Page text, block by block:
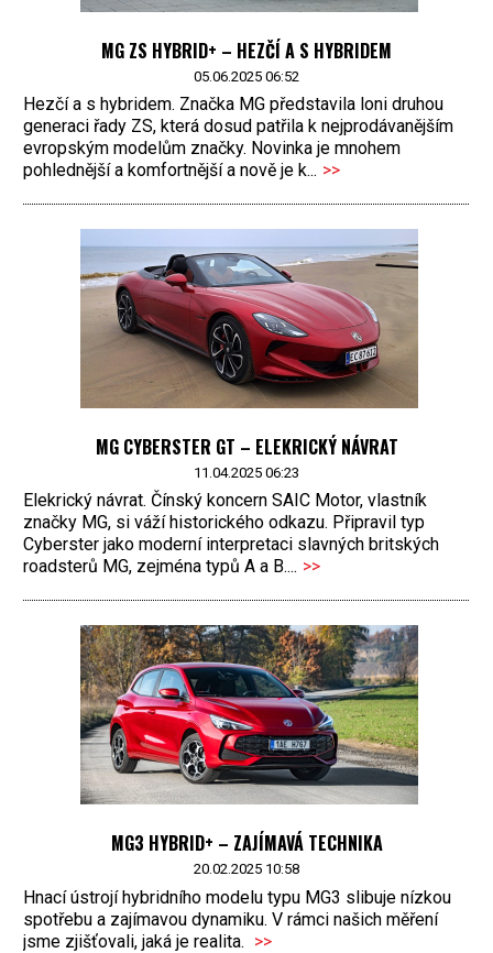
MG ZS HYBRID+ – HEZČÍ A S HYBRIDEM
05.06.2025 06:52
Hezčí a s hybridem. Značka MG představila loni druhou
generaci řady ZS, která dosud patřila k nejprodávanějším
evropským modelům značky. Novinka je mnohem
pohlednější a komfortnější a nově je k... >>
MG CYBERSTER GT – ELEKRICKÝ NÁVRAT
11.04.2025 06:23
Elekrický návrat. Čínský koncern SAIC Motor, vlastník
značky MG, si váží historického odkazu. Připravil typ
Cyberster jako moderní interpretaci slavných britských
roadsterů MG, zejména typů A a B.... >>
MG3 HYBRID+ – ZAJÍMAVÁ TECHNIKA
20.02.2025 10:58
Hnací ústrojí hybridního modelu typu MG3 slibuje nízkou
spotřebu a zajímavou dynamiku. V rámci našich měření
jsme zjišťovali, jaká je realita. >>